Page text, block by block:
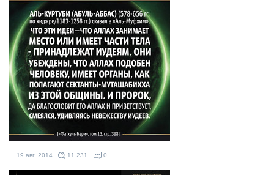
19 авг. 2014 11 231 0